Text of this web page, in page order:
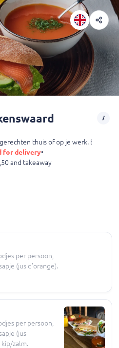
thuis of op je werk. Bestel
for delivery•
and takeaway
per persoon,
(jus d'orange).
per persoon,
(jus
kip/zalm.